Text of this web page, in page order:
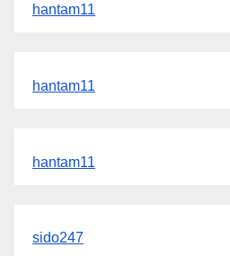
hantam11
hantam11
hantam11
sido247